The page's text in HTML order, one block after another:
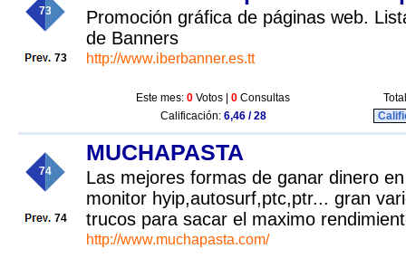
73
73
Promoción gráfica de páginas web.
de Banners
http://www.iberbanner.es.tt
Este mes: 0 Votos | 0 Consultas
Calificación: 6,46 / 28
74
74
MUCHAPASTA
Las mejores formas de ganar dinero
monitor hyip,autosurf,ptc,ptr... gran
trucos para sacar el maximo
http://www.muchapasta.com/